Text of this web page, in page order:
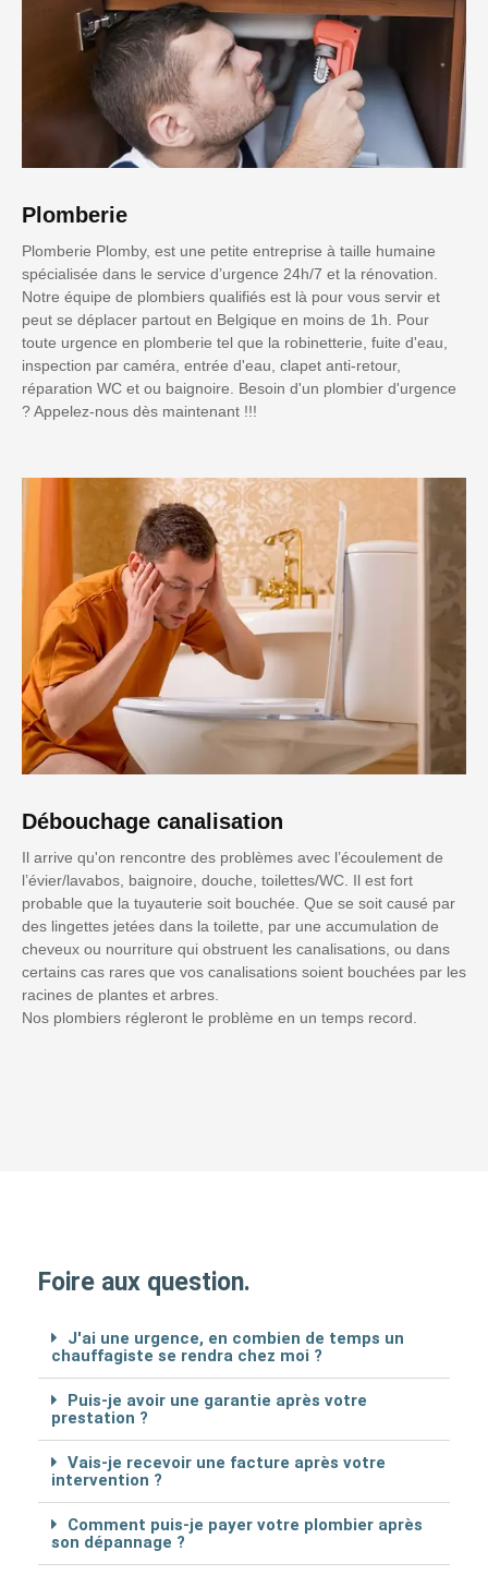
Plomberie
Plomberie Plomby, est une petite entreprise à taille humaine
spécialisée dans le service d’urgence 24h/7 et la rénovation.
Notre équipe de plombiers qualifiés est là pour vous servir et
peut se déplacer partout en Belgique en moins de 1h. Pour
toute urgence en plomberie tel que la robinetterie, fuite d'eau,
inspection par caméra, entrée d'eau, clapet anti-retour,
réparation WC et ou baignoire. Besoin d'un plombier d'urgence
? Appelez-nous dès maintenant !!!
Débouchage canalisation
Il arrive qu'on rencontre des problèmes avec l’écoulement de
l’évier/lavabos, baignoire, douche, toilettes/WC. Il est fort
probable que la tuyauterie soit bouchée. Que se soit causé par
des lingettes jetées dans la toilette, par une accumulation de
cheveux ou nourriture qui obstruent les canalisations, ou dans
certains cas rares que vos canalisations soient bouchées par les
racines de plantes et arbres.
Nos plombiers régleront le problème en un temps record.
Foire aux question.
J'ai une urgence, en combien de temps un
chauffagiste se rendra chez moi ?
Puis-je avoir une garantie après votre
prestation ?
Vais-je recevoir une facture après votre
intervention ?
Comment puis-je payer votre plombier après
son dépannage ?